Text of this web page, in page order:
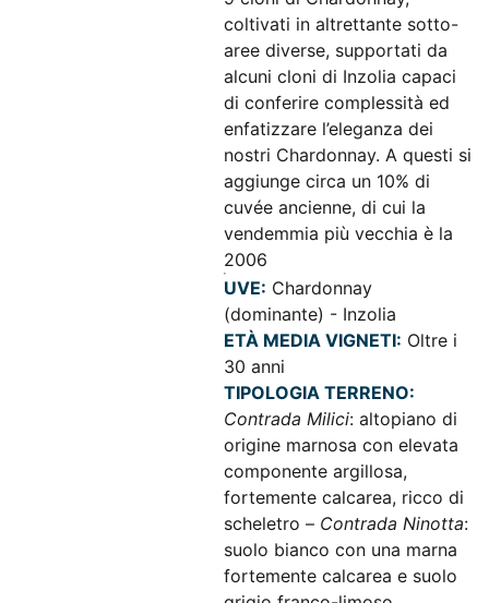
coltivati in altrettante sotto-
aree diverse, supportati da
alcuni cloni di Inzolia capaci
di conferire complessità ed
enfatizzare l’eleganza dei
nostri Chardonnay. A questi si
aggiunge circa un 10% di
cuvée ancienne, di cui la
vendemmia più vecchia è la
2006
UVE: Chardonnay
(dominante) - Inzolia
ETÀ MEDIA VIGNETI: Oltre i
30 anni
TIPOLOGIA TERRENO:
Contrada Milici: altopiano di
origine marnosa con elevata
componente argillosa,
fortemente calcarea, ricco di
scheletro – Contrada Ninotta:
suolo bianco con una marna
fortemente calcarea e suolo